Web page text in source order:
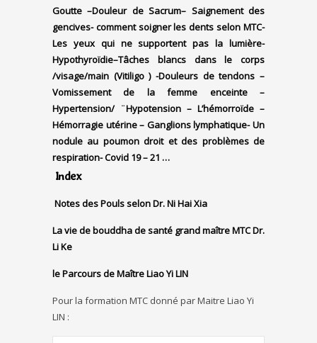
Goutte –Douleur de Sacrum– Saignement des
gencives- comment soigner les dents selon MTC-
Les yeux qui ne supportent pas la lumière-
Hypothyroïdie–Tâches blancs dans le corps
/visage/main (Vitiligo ) -Douleurs de tendons –
Vomissement de la femme enceinte –
Hypertension/ ¨Hypotension – L’hémorroïde –
Hémorragie utérine – Ganglions lymphatique- Un
nodule au poumon droit et des problèmes de
respiration-Covid 19 – 21 …
Index
Notes des Pouls selon Dr. Ni Hai Xia
La vie de bouddha de santé grand maître MTC Dr.
Li Ke
le Parcours de Maître Liao Yi LIN
Pour la formation MTC donné par Maitre Liao Yi
LIN :